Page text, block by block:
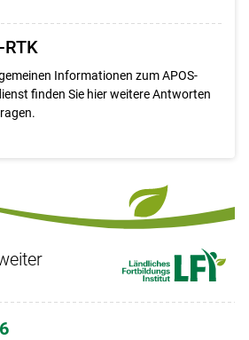
RTK
Informationen zum APOS-
finden Sie hier weitere Antworten